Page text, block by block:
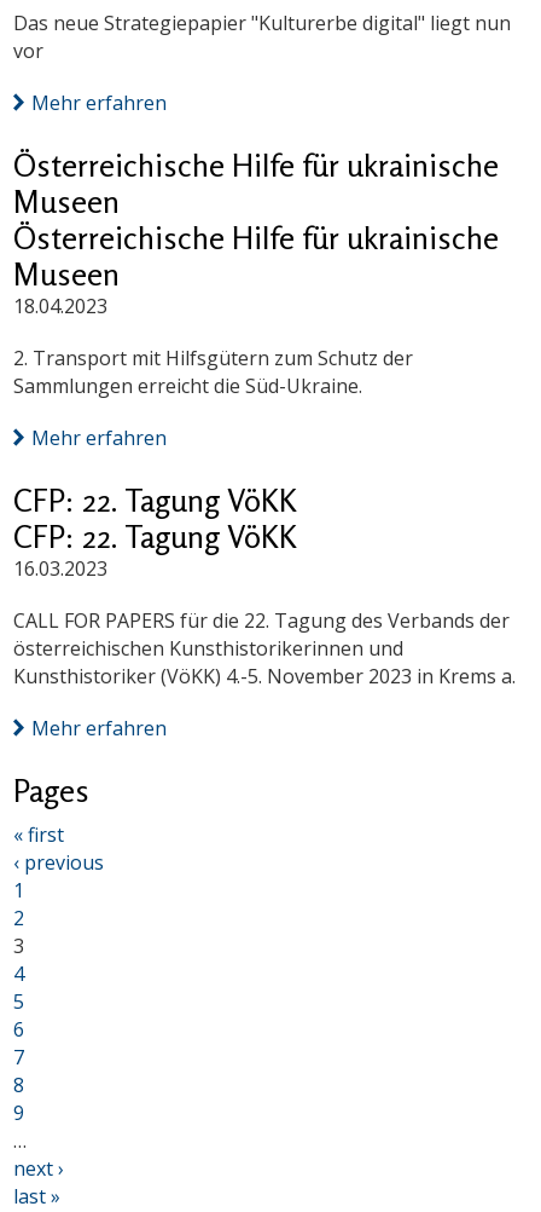
Das neue Strategiepapier "Kulturerbe digital" liegt nun
vor
Mehr erfahren
Österreichische Hilfe für ukrainische
Museen
Österreichische Hilfe für ukrainische
Museen
18.04.2023
2. Transport mit Hilfsgütern zum Schutz der
Sammlungen erreicht die Süd-Ukraine.
Mehr erfahren
CFP: 22. Tagung VöKK
CFP: 22. Tagung VöKK
16.03.2023
CALL FOR PAPERS für die 22. Tagung des Verbands der
österreichischen Kunsthistorikerinnen und
Kunsthistoriker (VöKK) 4.-5. November 2023 in Krems a.
Mehr erfahren
Pages
« first
‹ previous
1
2
3
4
5
6
7
8
9
…
next ›
last »